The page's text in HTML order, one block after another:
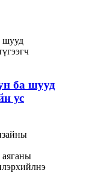
ба шууд
ус
аяганы